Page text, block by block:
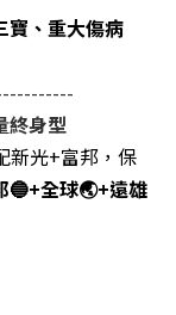
寶、重大傷病
終身型
新光+富邦，保
🔵+全球🌏+遠雄